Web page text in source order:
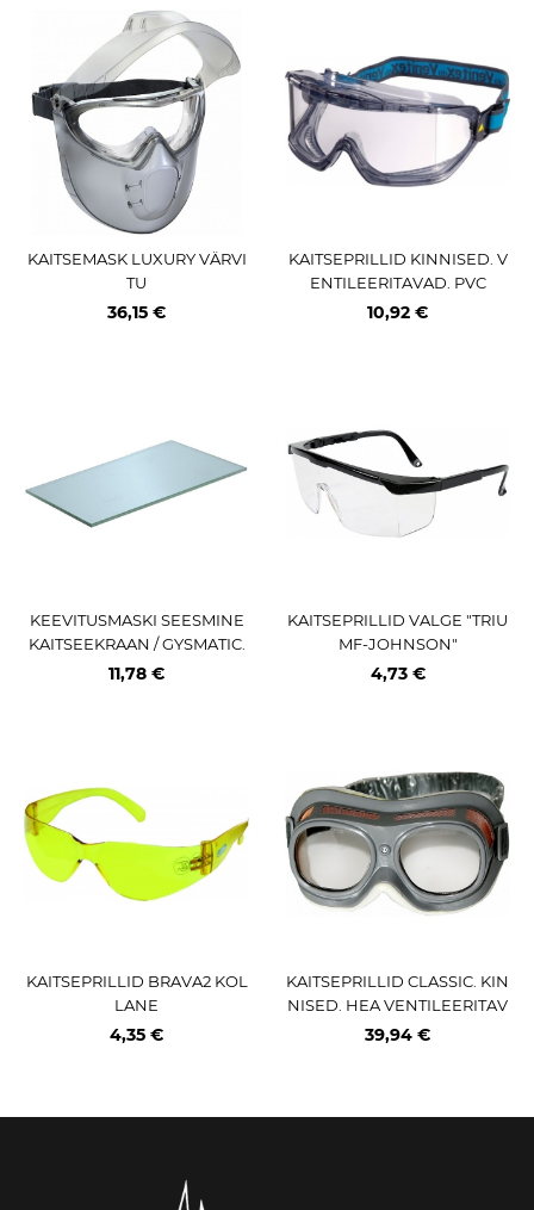
KAITSEMASK LUXURY VÄRVI
TU
36,15 €
KAITSEPRILLID KINNISED. V
ENTILEERITAVAD. PVC
10,92 €
KEEVITUSMASKI SEESMINE
KAITSEEKRAAN / GYSMATIC.
SPACEVIEW. 10TK
11,78 €
KAITSEPRILLID VALGE "TRIU
MF-JOHNSON"
4,73 €
KAITSEPRILLID BRAVA2 KOL
LANE
4,35 €
KAITSEPRILLID CLASSIC. KIN
NISED. HEA VENTILEERITAV
USEGA TRIUMF
39,94 €